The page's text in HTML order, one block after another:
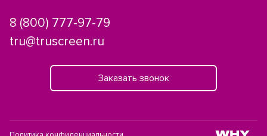
8 (800) 777-97-79
tru@truscreen.ru
Заказать звонок